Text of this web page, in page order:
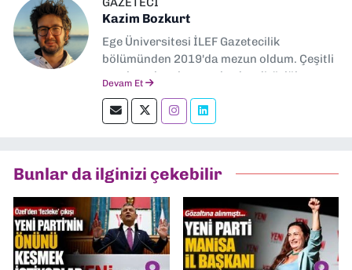
Kazim Bozkurt
Ege Üniversitesi İLEF Gazetecilik
bölümünden 2019'da mezun oldum. Çeşitli
yerel ve ulusal gazetelerde editörlük,
okumayı severim.
Devam Et
Bunlar da ilginizi çekebilir